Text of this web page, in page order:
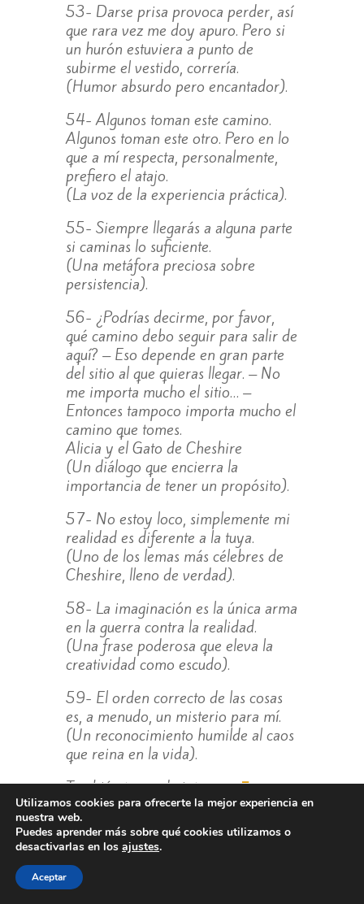
53- Darse prisa provoca perder, así
que rara vez me doy apuro. Pero si
un hurón estuviera a punto de
subirme el vestido, correría.
(Humor absurdo pero encantador).
54- Algunos toman este camino.
Algunos toman este otro. Pero en lo
que a mí respecta, personalmente,
prefiero el atajo.
(La voz de la experiencia práctica).
55- Siempre llegarás a alguna parte
si caminas lo suficiente.
(Una metáfora preciosa sobre
persistencia).
56- ¿Podrías decirme, por favor,
qué camino debo seguir para salir de
aquí? – Eso depende en gran parte
del sitio al que quieras llegar. – No
me importa mucho el sitio… –
Entonces tampoco importa mucho el
camino que tomes.
Alicia y el Gato de Cheshire
(Un diálogo que encierra la
importancia de tener un propósito).
57- No estoy loco, simplemente mi
realidad es diferente a la tuya.
(Uno de los lemas más célebres de
Cheshire, lleno de verdad).
58- La imaginación es la única arma
en la guerra contra la realidad.
(Una frase poderosa que eleva la
creatividad como escudo).
59- El orden correcto de las cosas
es, a menudo, un misterio para mí.
(Un reconocimiento humilde al caos
que reina en la vida).
También te puede interesarFrases
de Porta
Utilizamos cookies para ofrecerte la mejor experiencia en
nuestra web.
Puedes aprender más sobre qué cookies utilizamos o
desactivarlas en los ajustes.
Aceptar